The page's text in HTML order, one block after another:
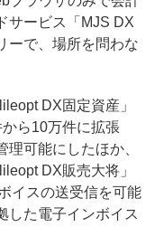
サービス「MJS DX
ーで、場所を問わな
DX固定資産」
ら10万件に拡張
可能にしたほか、
DX販売大将」
イスの送受信を可能
した電子インボイス